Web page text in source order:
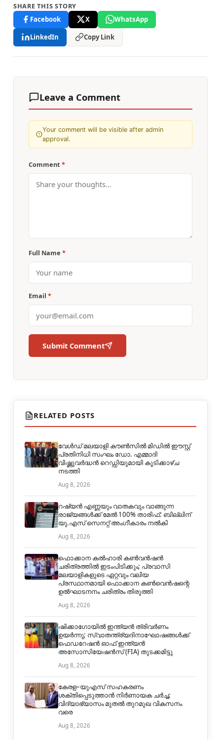
SHARE THIS STORY
Facebook
X
WhatsApp
LinkedIn
Copy Link
Leave a Comment
Your comment will be visible after admin
approval.
Comment *
Full Name *
Email *
Submit Comment
RELATED POSTS
വേൾഡ് മലയാളി കൗൺസിൽ മിഡിൽ ഈസ്റ്റ്
പ്രതിനിധി സംഘം ഡോ. എമ്മാദി
വിഷ്ണുവർദ്ധൻ റെഡ്ഡിയുമായി കൂടിക്കാഴ്ച
നടത്തി
Aug 8, 2026
റഷ്യൻ എണ്ണയും വാതകവും വാങ്ങുന്ന
രാജ്യങ്ങൾക്ക് മേൽ 100% താരിഫ്: ബില്ലിന്
യു.എസ് സെനറ്റ് അംഗീകാരം നൽകി
Aug 8, 2026
ഫൊക്കാന കൽഹാരി കൺവൻഷൻ
ചരിത്രത്തിൽ ഇടംപിടിക്കും; പ്രവാസി
മലയാളികളുടെ ഏറ്റവും വലിയ
പ്രസ്ഥാനമായി ഫൊക്കാന കൺവെൻഷന്റെ
ഉൽഘാടനനം ചരിത്രം തിരുത്തി
Aug 8, 2026
ഷിക്കാഗോയിൽ ഇന്ത്യൻ ത്രിവർണം
ഉയർന്നു; സ്വാതന്ത്ര്യദിനാഘോഷങ്ങൾക്ക്
ഫെഡറേഷൻ ഓഫ് ഇന്ത്യൻ
അസോസിയേഷൻസ് (FIA) തുടക്കമിട്ടു
Aug 8, 2026
കേരള–യുഎസ് സഹകരണം
ശക്തിപ്പെടുത്താൻ നിർണായക ചർച്ച;
വിദ്യാഭ്യാസം മുതൽ തുറമുഖ വികസനം
വരെ
Aug 8, 2026